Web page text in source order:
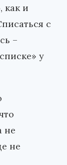
как и
с
–
у
не
не